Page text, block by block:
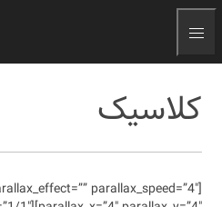
[vc_row